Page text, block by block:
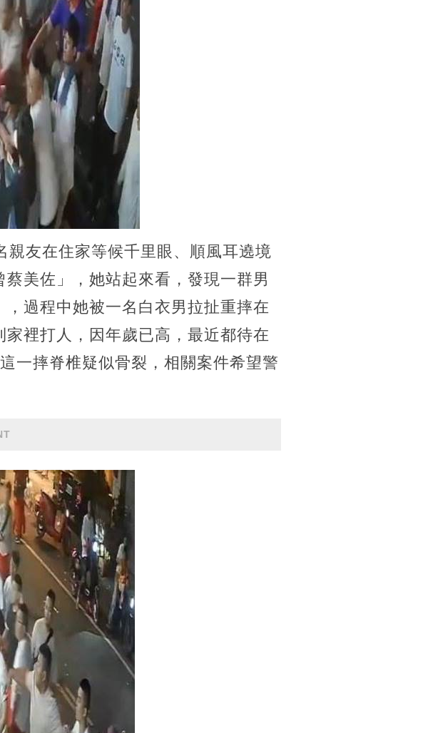
友在住家等候千里眼、順風耳遶境
美佐」，她站起來看，發現一群男
過程中她被一名白衣男拉扯重摔在
裡打人，因年歲已高，最近都待在
一摔脊椎疑似骨裂，相關案件希望警